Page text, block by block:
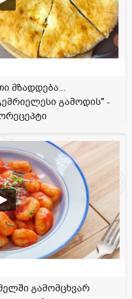
მზადდება...
გამოდის" -
გამომცხვარ